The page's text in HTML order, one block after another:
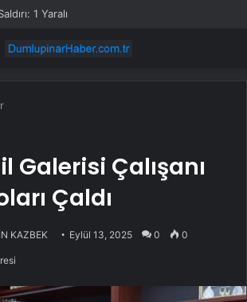
1 Yaralı
Galerisi Çalışanı
Çaldı
KAZBEK Eylül 13, 2025 0 0